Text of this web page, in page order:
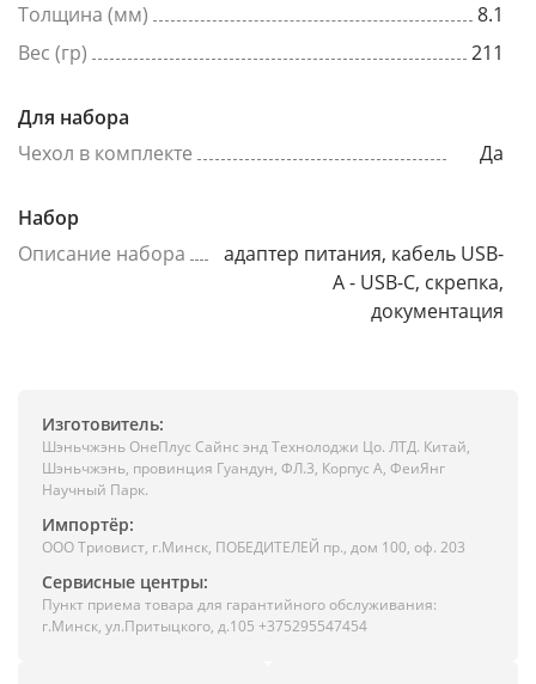
Толщина (мм)
8.1
Вес (гр)
211
Для набора
Чехол в комплекте
Да
Набор
Описание набора
адаптер питания, кабель USB-
A - USB-C, скрепка,
документация
Изготовитель:
Шэньчжэнь ОнеПлус Сайнс энд Технолоджи Цо. ЛТД. Китай,
Шэньчжэнь, провинция Гуандун, ФЛ.3, Корпус А, ФеиЯнг
Научный Парк.
Импортёр:
ООО Триовист, г.Минск, ПОБЕДИТЕЛЕЙ пр., дом 100, оф. 203
Сервисные центры:
Пункт приема товара для гарантийного обслуживания:
г.Минск, ул.Притыцкого, д.105 +375295547454